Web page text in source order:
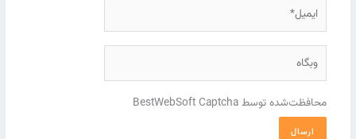
وبگاه
محافظت‌شده توسط BestWebSoft Captcha